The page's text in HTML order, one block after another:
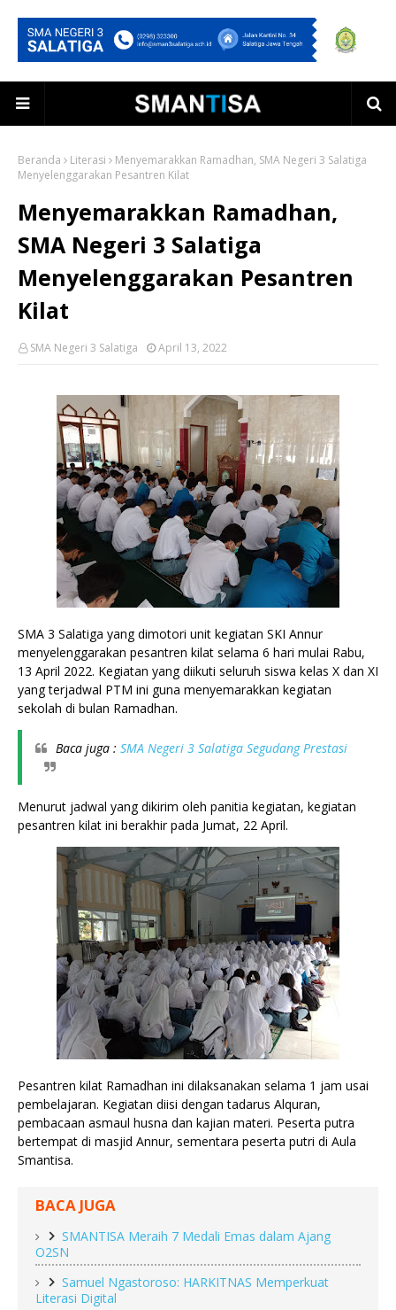
Beranda Literasi
Menyemarakkan Ramadhan, SMA Negeri 3 Salatiga
Menyelenggarakan Pesantren Kilat
Menyemarakkan Ramadhan,
SMA Negeri 3 Salatiga
Menyelenggarakan Pesantren
Kilat
SMA Negeri 3 Salatiga April 13, 2022
SMA 3 Salatiga yang dimotori unit kegiatan SKI Annur
menyelenggarakan pesantren kilat selama 6 hari mulai Rabu,
13 April 2022. Kegiatan yang diikuti seluruh siswa kelas X dan XI
yang terjadwal PTM ini guna menyemarakkan kegiatan
sekolah di bulan Ramadhan.
Baca juga : SMA Negeri 3 Salatiga Segudang Prestasi
Menurut jadwal yang dikirim oleh panitia kegiatan, kegiatan
pesantren kilat ini berakhir pada Jumat, 22 April.
Pesantren kilat Ramadhan ini dilaksanakan selama 1 jam usai
pembelajaran. Kegiatan diisi dengan tadarus Alquran,
pembacaan asmaul husna dan kajian materi. Peserta putra
bertempat di masjid Annur, sementara peserta putri di Aula
Smantisa.
BACA JUGA
SMANTISA Meraih 7 Medali Emas dalam Ajang
O2SN
Samuel Ngastoroso: HARKITNAS Memperkuat
Literasi Digital